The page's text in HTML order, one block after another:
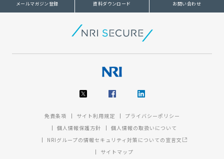
メールマガジン登録 資料ダウンロード お問い合わせ
免責条項 サイト利用規定
プライバシーポリシー
個人情報保護方針
個人情報の取扱いについて
NRIグループの情報セキュリティ対策についての宣言文
サイトマップ